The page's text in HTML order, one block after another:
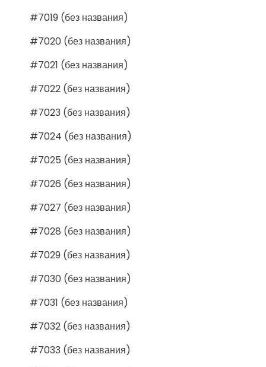
#7019 (без названия)
#7020 (без названия)
#7021 (без названия)
#7022 (без названия)
#7023 (без названия)
#7024 (без названия)
#7025 (без названия)
#7026 (без названия)
#7027 (без названия)
#7028 (без названия)
#7029 (без названия)
#7030 (без названия)
#7031 (без названия)
#7032 (без названия)
#7033 (без названия)